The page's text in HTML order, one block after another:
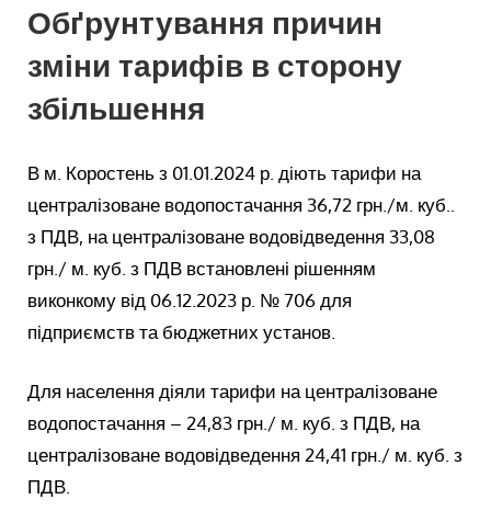
Обґрунтування причин
зміни тарифів в сторону
збільшення
В м. Коростень з 01.01.2024 р. діють тарифи на
централізоване водопостачання 36,72 грн./м. куб..
з ПДВ, на централізоване водовідведення 33,08
грн./ м. куб. з ПДВ встановлені рішенням
виконкому від 06.12.2023 р. № 706 для
підприємств та бюджетних установ.
Для населення діяли тарифи на централізоване
водопостачання – 24,83 грн./ м. куб. з ПДВ, на
централізоване водовідведення 24,41 грн./ м. куб. з
ПДВ.